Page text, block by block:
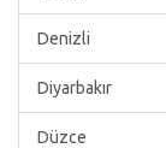
Denizli
Diyarbakır
Düzce